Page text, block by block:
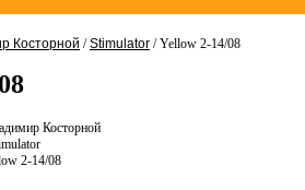
Косторной /Stimulator / Yellow 2-14/08
Косторной
2-14/08